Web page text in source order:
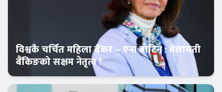
विश्वकै चर्चित महिला बैंकर – एना बोटिन : वेलायती
बैंकिङको सक्षम नेतृत्व !